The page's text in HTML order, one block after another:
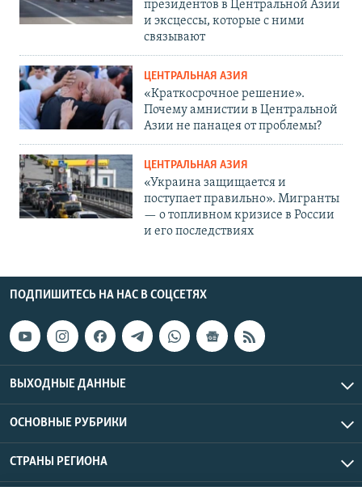
президентов в Центральной Азии
и эксцессы, которые с ними
связывают
ЦЕНТРАЛЬНАЯ АЗИЯ
«Краткосрочное решение».
Почему амнистии в Центральной
Азии не панацея от проблемы?
ЦЕНТРАЛЬНАЯ АЗИЯ
«Украина защищается и
поступает правильно». Мигранты
— о топливном кризисе в России
и его последствиях
ПОДПИШИТЕСЬ НА НАС В СОЦСЕТЯХ
ВЫХОДНЫЕ ДАННЫЕ
ОСНОВНЫЕ РУБРИКИ
СТРАНЫ РЕГИОНА